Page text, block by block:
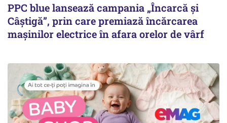
PPC blue lansează campania „Încarcă și
Câștigă”, prin care premiază încărcarea
mașinilor electrice în afara orelor de vârf